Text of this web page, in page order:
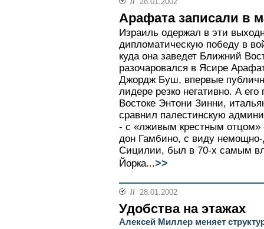
Арафата записали в
Израиль одержал в эти
дипломатическую победу в
куда она заведет Ближний
разочаровался в Ясире
Джордж Буш, впервые
лидере резко негативно. А
Востоке Энтони Зинни,
сравнил палестинскую
- с «лживым крестным отцом»
дон Гамбино, с виду
Сицилии, был в 70-х самым
Йорка...>>
// 28.01.2002
Удобства на этажах
Алексей Миллер меняет